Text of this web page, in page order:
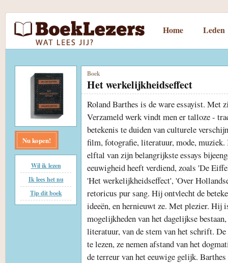
Home Leden
Nu kopen!
Wil ik lezen
Ik lees het nu
Tip dit boek
Boek
Het werkelijkheidseffect
Roland Barthes is de ware essayist. Met
Verzameld werk vindt men er talloze -
betekenis te duiden van culturele
film, fotografie, literatuur, mode,
elftal van zijn belangrijkste essays
eeuwigheid heeft verdiend, zoals 'De
'Het werkelijkheidseffect', 'Over
retoricus pur sang. Hij ontvlecht de
ideeën, en hernieuwt ze. Met plezier. Hij
mogelijkheden van het dagelijkse
literatuur, van de stem van het schrift.
te lezen, ze nemen afstand van het
de terreur van het eeuwige gelijk.